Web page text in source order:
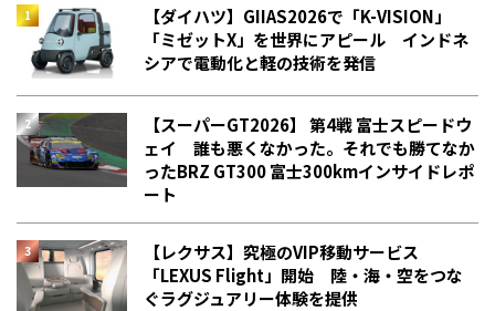
【ダイハツ】GIIAS2026で「K-VISION」
「ミゼットX」を世界にアピール インドネ
シアで電動化と軽の技術を発信
【スーパーGT2026】 第4戦 富士スピードウ
ェイ 誰も悪くなかった。それでも勝てなか
った――BRZ GT300 富士300kmインサイドレポ
ート
【レクサス】究極のVIP移動サービス
「LEXUS Flight」開始 陸・海・空をつな
ぐラグジュアリー体験を提供